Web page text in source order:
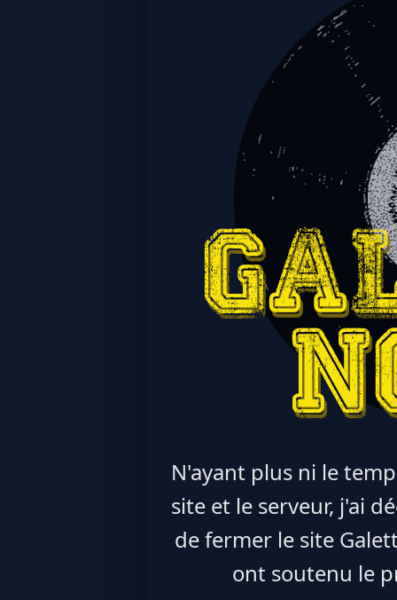
N'ayant plus ni le
site et le serveur, j'ai
de fermer le site
ont soutenu le